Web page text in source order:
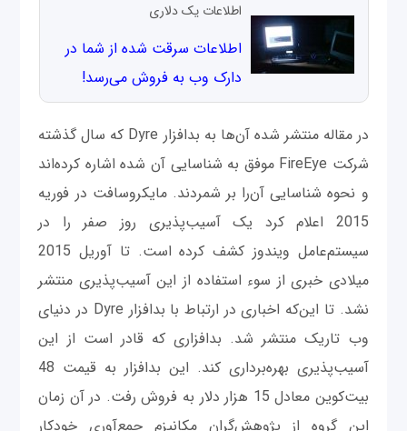
اطلاعات یک دلاری
اطلاعات سرقت شده از شما در
دارک وب به فروش می‌رسد!
در مقاله منتشر شده آن‌ها به بدافزار Dyre که سال گذشته
شرکت FireEye موفق به شناسایی آن شده اشاره کرده‌اند
و نحوه شناسایی آن‌را بر شمردند. مایکروسافت در فوریه
2015 اعلام کرد یک آسیب‌پذیری روز صفر را در
سیستم‌عامل ویندوز کشف کرده است. تا آوریل 2015
میلادی خبری از سوء استفاده از این آسیب‌پذیری منتشر
نشد. تا این‌که اخباری در ارتباط با بدافزار Dyre در دنیای
وب تاریک منتشر شد. بدافزاری که قادر است از این
آسیب‌پذیری بهره‌برداری کند. این بدافزار به قیمت 48
بیت‌کوین معادل 15 هزار دلار به فروش رفت. در آن زمان
این گروه از پژوهش‌گران مکانیزم جمع‌آوری خودکار